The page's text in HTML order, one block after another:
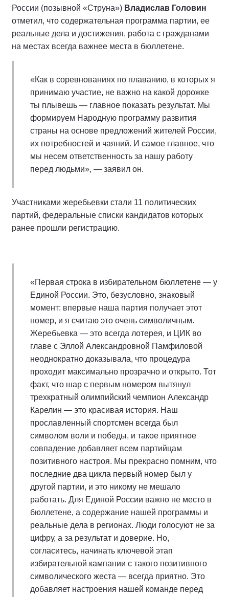
России (позывной «Струна») Владислав Головин
отметил, что содержательная программа партии, ее
реальные дела и достижения, работа с гражданами
на местах всегда важнее места в бюллетене.
«Как в соревнованиях по плаванию, в которых я
принимаю участие, не важно на какой дорожке
ты плывешь — главное показать результат. Мы
формируем Народную программу развития
страны на основе предложений жителей России,
их потребностей и чаяний. И самое главное, что
мы несем ответственность за нашу работу
перед людьми», — заявил он.
Участниками жеребьевки стали 11 политических
партий, федеральные списки кандидатов которых
ранее прошли регистрацию.
«Первая строка в избирательном бюллетене — у
Единой России. Это, безусловно, знаковый
момент: впервые наша партия получает этот
номер, и я считаю это очень символичным.
Жеребьевка — это всегда лотерея, и ЦИК во
главе с Эллой Александровной Памфиловой
неоднократно доказывала, что процедура
проходит максимально прозрачно и открыто. Тот
факт, что шар с первым номером вытянул
трехкратный олимпийский чемпион Александр
Карелин — это красивая история. Наш
прославленный спортсмен всегда был
символом воли и победы, и такое приятное
совпадение добавляет всем партийцам
позитивного настроя. Мы прекрасно помним, что
последние два цикла первый номер был у
другой партии, и это никому не мешало
работать. Для Единой России важно не место в
бюллетене, а содержание нашей программы и
реальные дела в регионах. Люди голосуют не за
цифру, а за результат и доверие. Но,
согласитесь, начинать ключевой этап
избирательной кампании с такого позитивного
символического жеста — всегда приятно. Это
добавляет настроения нашей команде перед